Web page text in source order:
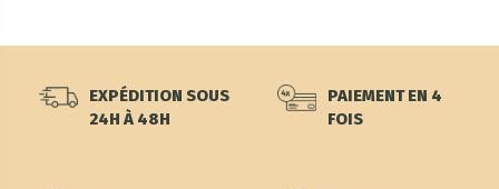
EXPÉDITION SOUS
24H À 48H
PAIEMENT EN 4
FOIS